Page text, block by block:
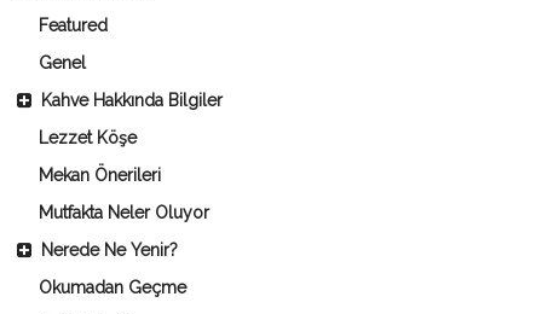
Featured
Genel
Kahve Hakkında Bilgiler
Lezzet Köşe
Mekan Önerileri
Mutfakta Neler Oluyor
Nerede Ne Yenir?
Okumadan Geçme